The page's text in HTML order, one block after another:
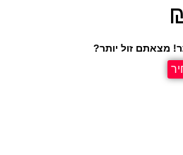
מצאתם זול יותר?